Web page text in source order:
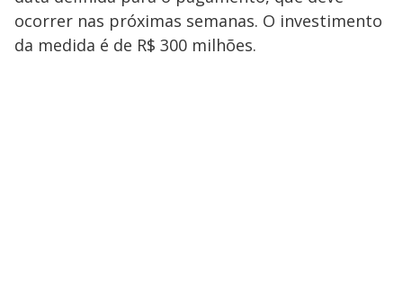
ocorrer nas próximas semanas. O investimento
da medida é de R$ 300 milhões.